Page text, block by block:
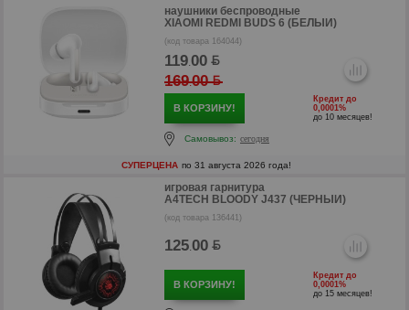
наушники беспроводные
XIAOMI REDMI BUDS 6 (БЕЛЫЙ)
(код товара 164044)
119.00
169.00
В КОРЗИНУ!
Кредит до
0,0001%
до 10 месяцев!
Самовывоз: сегодня
СУПЕРЦЕНА по 31 августа 2026 года!
игровая гарнитура
A4TECH BLOODY J437 (ЧЕРНЫЙ)
(код товара 136441)
125.00
В КОРЗИНУ!
Кредит до
0,0001%
до 15 месяцев!